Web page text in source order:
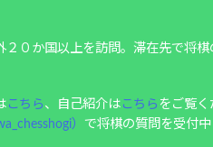
２０か国以上を訪問。滞在先で将
こちら 、自己紹介は こちら をご覧く
） で将棋の質問を受付中